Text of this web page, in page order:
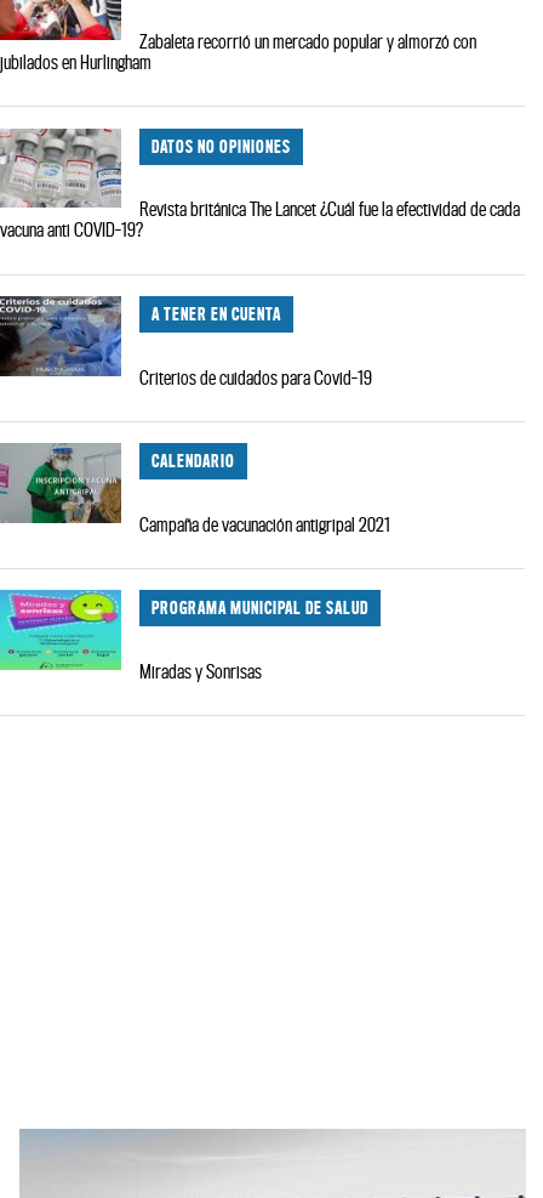
Zabaleta recorrió un mercado popular y almorzó con
jubilados en Hurlingham
DATOS NO OPINIONES
Revista británica The Lancet ¿Cuál fue la efectividad de cada
vacuna anti COVID-19?
A TENER EN CUENTA
Criterios de cuidados para Covid-19
CALENDARIO
Campaña de vacunación antigripal 2021
PROGRAMA MUNICIPAL DE SALUD
Miradas y Sonrisas